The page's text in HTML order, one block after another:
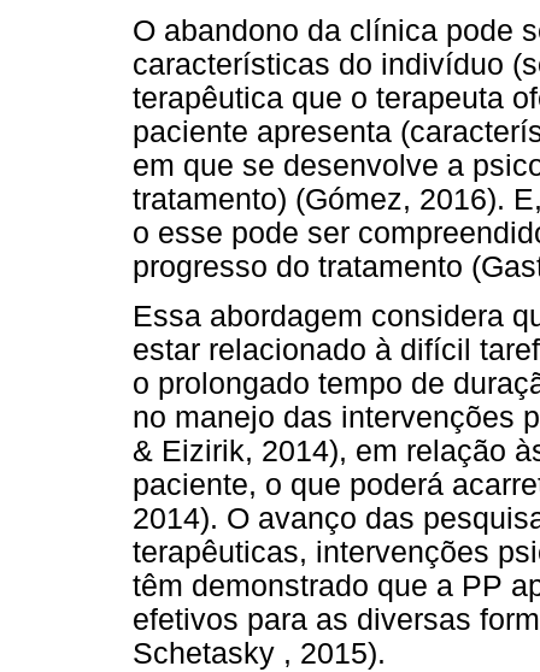
O abandono da clínica pode
características do indivíduo
terapêutica que o terapeuta
paciente apresenta
em que se desenvolve a
tratamento) (Gómez, 2016).
o esse pode ser
progresso do tratamento
Essa abordagem considera
estar relacionado à difícil
o prolongado tempo de
no manejo das intervenções
& Eizirik, 2014), em relação
paciente, o que poderá
2014). O avanço das
terapêuticas, intervenções
têm demonstrado que a PP
efetivos para as diversas
Schetasky , 2015).